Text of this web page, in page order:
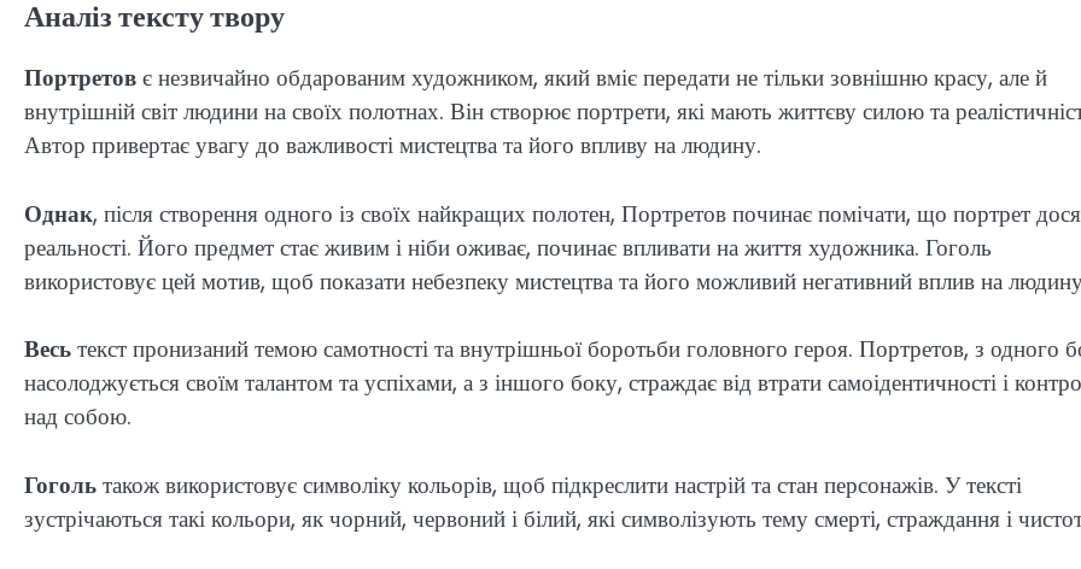
Аналіз тексту твору
Портретовє незвичайно обдарованим художником, який вміє передати не тільки зовнішню красу, але й
внутрішній світ людини на своїх полотнах. Він створює портрети, які мають життєву силою та
Автор привертає увагу до важливості мистецтва та його впливу на людину.
Однак, після створення одного із своїх найкращих полотен, Портретов починає помічати, що портрет
реальності. Його предмет стає живим і ніби оживає, починає впливати на життя художника. Гоголь
використовує цей мотив, щоб показати небезпеку мистецтва та його можливий негативний вплив на
Весьтекст пронизаний темою самотності та внутрішньої боротьби головного героя. Портретов, з одного
насолоджується своїм талантом та успіхами, а з іншого боку, страждає від втрати самоідентичності і
над собою.
Гогольтакож використовує символіку кольорів, щоб підкреслити настрій та стан персонажів. У тексті
зустрічаються такі кольори, як чорний, червоний і білий, які символізують тему смерті, страждання і